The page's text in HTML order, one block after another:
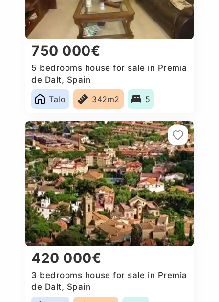
750 000€
5 bedrooms house for sale in Premia
de Dalt, Spain
Talo
342m2 5
420 000€
3 bedrooms house for sale in Premia
de Dalt, Spain